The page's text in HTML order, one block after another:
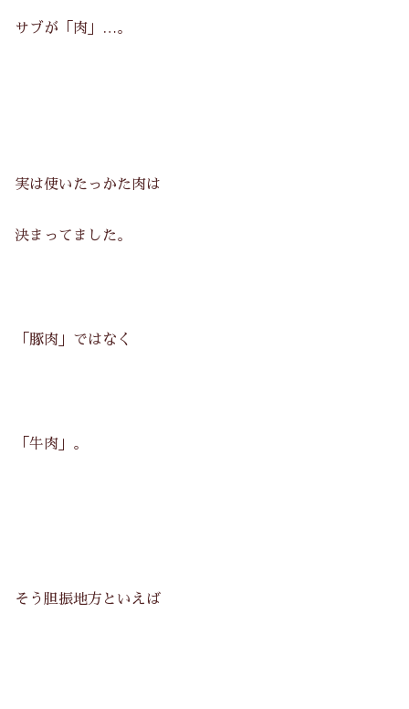
サブが「肉」…。
実は使いたっかた肉は
決まってました。
「豚肉」ではなく
「牛肉」。
そう胆振地方といえば